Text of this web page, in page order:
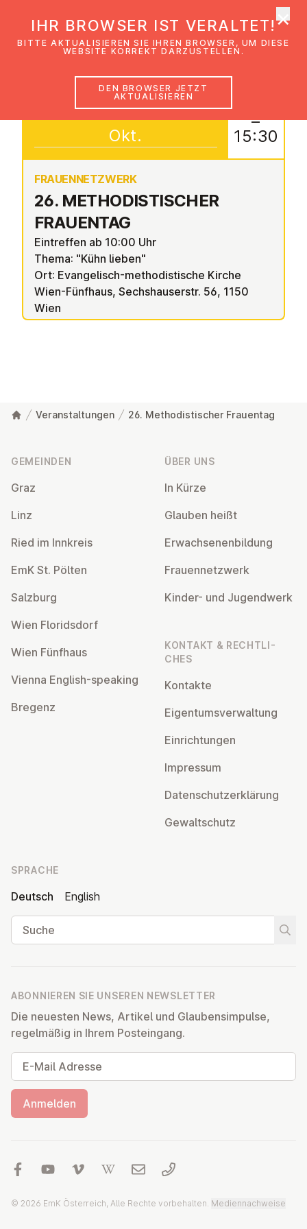
26. ME­THO­DIS­TI­SCHER
FRAUENTAG
FRAUEN­NETZWERK
Eintreffen ab 10:00 Uhr
Thema: "Kühn lieben"
Ort: Evangelisch-methodistische Kirche
Wien-Fünfhaus, Sechshauserstr. 56, 1150
Wien
17
Okt.
–
15:30
Veranstaltungen 26. Methodistischer Frauentag
GEMEINDEN
Graz
Linz
Ried im Innkreis
EmK St. Pölten
Salzburg
Wien Flo­rids­dorf
Wien Fünfhaus
Vienna English-speaking
Bregenz
ÜBER UNS
In Kürze
Glauben heißt
Er­wach­se­nen­bil­dung
Frau­en­netz­werk
Kinder- und Ju­gend­werk
KONTAKT & RECHT­LI­
CHES
Kontakte
Ei­gen­tums­ver­wal­tung
Ein­rich­tun­gen
Impressum
Da­ten­schutz­er­klä­rung
Ge­walt­schutz
SPRACHE
Deutsch
English
Suche
ABONNIEREN SIE UNSEREN NEWSLETTER
Die neuesten News, Artikel und Glaubensimpulse,
regelmäßig in Ihrem Posteingang.
E-Mail Adresse
Anmelden
© 2026 EmK Österreich, Alle Rechte vorbehalten. Mediennachweise
IHR BROWSER IST VERALTET!
BITTE AKTUALISIEREN SIE IHREN BROWSER, UM DIESE
WEBSITE KORREKT DARZUSTELLEN.
DEN BROWSER JETZT
AKTUALISIEREN
×